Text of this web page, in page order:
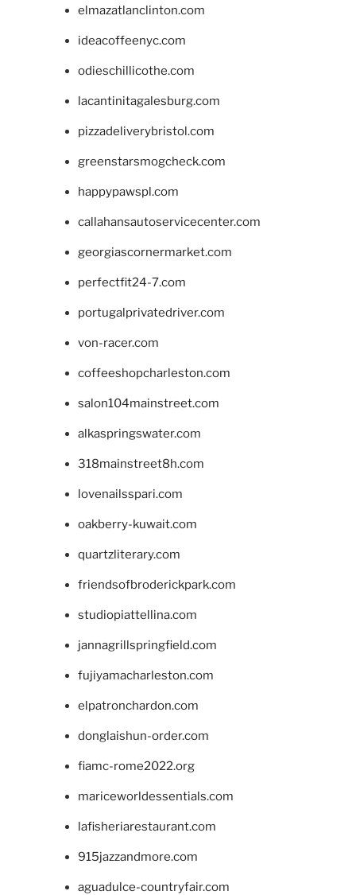
elmazatlanclinton.com
ideacoffeenyc.com
odieschillicothe.com
lacantinitagalesburg.com
pizzadeliverybristol.com
greenstarsmogcheck.com
happypawspl.com
callahansautoservicecenter.com
georgiascornermarket.com
perfectfit24-7.com
portugalprivatedriver.com
von-racer.com
coffeeshopcharleston.com
salon104mainstreet.com
alkaspringswater.com
318mainstreet8h.com
lovenailsspari.com
oakberry-kuwait.com
quartzliterary.com
friendsofbroderickpark.com
studiopiattellina.com
jannagrillspringfield.com
fujiyamacharleston.com
elpatronchardon.com
donglaishun-order.com
fiamc-rome2022.org
mariceworldessentials.com
lafisheriarestaurant.com
915jazzandmore.com
aguadulce-countryfair.com